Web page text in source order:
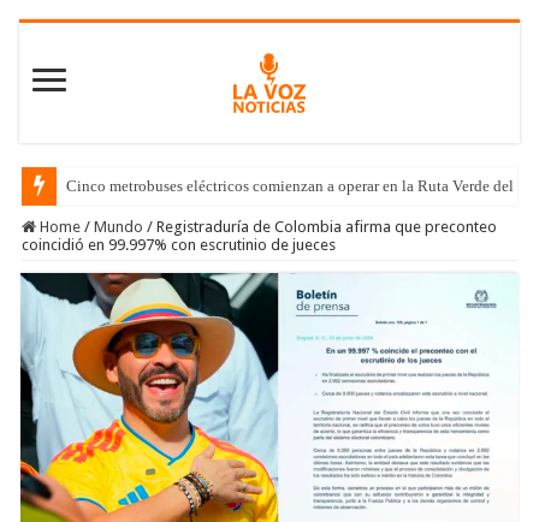
Cinco metrobuses eléctricos comienzan a operar en la Ruta Verde del
Home / Mundo / Registraduría de Colombia afirma que preconteo
coincidió en 99.997% con escrutinio de jueces